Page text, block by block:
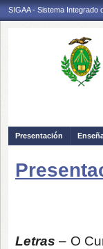
SIGAA - Sistema Integrado
Presentación
Letras – O